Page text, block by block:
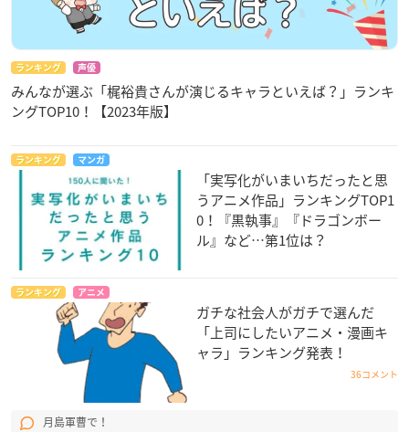
ランキング 声優
みんなが選ぶ「梶裕貴さんが演じるキャラといえば？」ランキ
ングTOP10！【2023年版】
ランキング マンガ
「実写化がいまいちだったと思
うアニメ作品」ランキングTOP1
0！『黒執事』『ドラゴンボー
ル』など…第1位は？
ランキング アニメ
ガチな社会人がガチで選んだ
「上司にしたいアニメ・漫画キ
ャラ」ランキング発表！
36コメント
月島軍曹で！